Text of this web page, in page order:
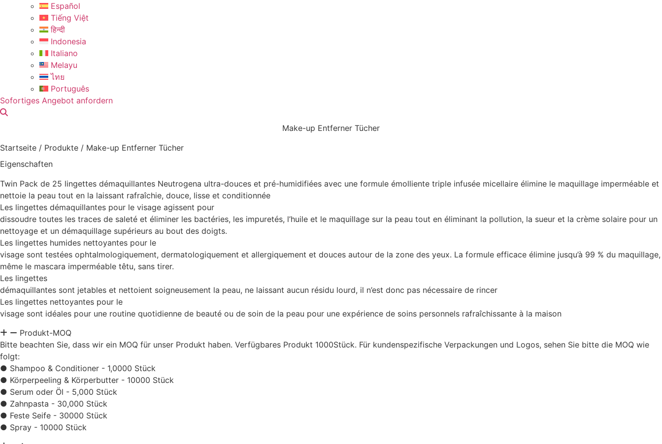
Español
Tiếng Việt
हिन्दी
Indonesia
Italiano
Melayu
ไทย
Português
Sofortiges Angebot anfordern
Make-up Entferner Tücher
Startseite / Produkte / Make-up Entferner Tücher
Eigenschaften
Twin Pack de 25 lingettes démaquillantes Neutrogena ultra-douces et pré-humidifiées avec une formule émolliente triple infusée micellaire élimine le maquillage imperméable et
nettoie la peau tout en la laissant rafraîchie, douce, lisse et conditionnée
Les lingettes démaquillantes pour le visage agissent pour
dissoudre toutes les traces de saleté et éliminer les bactéries, les impuretés, l’huile et le maquillage sur la peau tout en éliminant la pollution, la sueur et la crème solaire pour un
nettoyage et un démaquillage supérieurs au bout des doigts.
Les lingettes humides nettoyantes pour le
visage sont testées ophtalmologiquement, dermatologiquement et allergiquement et douces autour de la zone des yeux. La formule efficace élimine jusqu’à 99 % du maquillage,
même le mascara imperméable têtu, sans tirer.
Les lingettes
démaquillantes sont jetables et nettoient soigneusement la peau, ne laissant aucun résidu lourd, il n’est donc pas nécessaire de rincer
Les lingettes nettoyantes pour le
visage sont idéales pour une routine quotidienne de beauté ou de soin de la peau pour une expérience de soins personnels rafraîchissante à la maison
Produkt-MOQ
Bitte beachten Sie, dass wir ein MOQ für unser Produkt haben. Verfügbares Produkt 1000Stück. Für kundenspezifische Verpackungen und Logos, sehen Sie bitte die MOQ wie
folgt:
● Shampoo & Conditioner - 1,0000 Stück
● Körperpeeling & Körperbutter - 10000 Stück
● Serum oder Öl - 5,000 Stück
● Zahnpasta - 30,000 Stück
● Feste Seife - 30000 Stück
● Spray - 10000 Stück